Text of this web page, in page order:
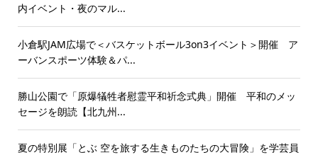
内イベント・夜のマル...
小倉駅JAM広場で＜バスケットボール3on3イベント＞開催 ア
ーバンスポーツ体験＆パ...
勝山公園で「原爆犠牲者慰霊平和祈念式典」開催 平和のメッ
セージを朗読【北九州...
夏の特別展「とぶ 空を旅する生きものたちの大冒険」を学芸員